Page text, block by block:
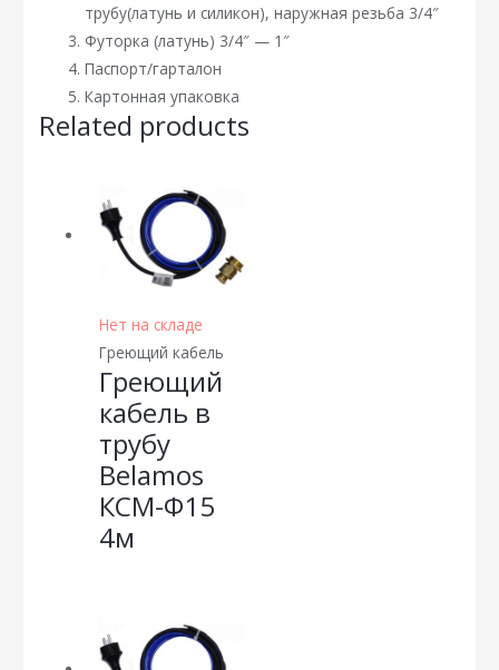
трубу(латунь и силикон), наружная резьба 3/4″
Футорка (латунь) 3/4″ — 1″
Паспорт/гарталон
Картонная упаковка
Related products
Нет на складе
Греющий кабель
Греющий
кабель в
трубу
Belamos
КСМ-Ф15
4м